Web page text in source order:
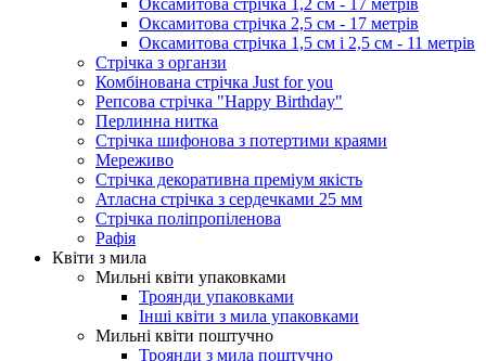
Оксамитова стрічка 1,2 см - 17 метрів
Оксамитова стрічка 2,5 см - 17 метрів
Оксамитова стрічка 1,5 см і 2,5 см - 11 метрів
Стрічка з органзи
Комбінована стрічка Just for you
Репсова стрічка "Happy Birthday"
Перлинна нитка
Стрічка шифонова з потертими краями
Мереживо
Стрічка декоративна преміум якість
Атласна стрічка з сердечками 25 мм
Стрічка поліпропіленова
Рафія
Квіти з мила
Мильні квіти упаковками
Троянди упаковками
Інші квіти з мила упаковками
Мильні квіти поштучно
Троянди з мила поштучно